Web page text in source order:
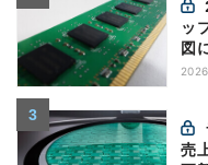
ッ
図
売